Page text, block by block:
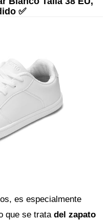
✅
es especialmente
que se trata del zapato